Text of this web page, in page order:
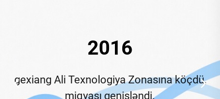
2016
gexiang Ali Texnologiya Zonasına köçdü,
miqyası genişləndi.